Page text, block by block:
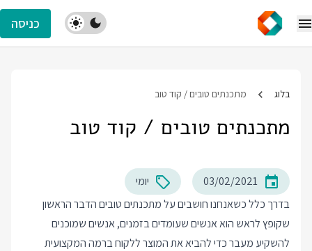
כניסה
בלוג מתכנתים טובים / קוד טוב
מתכנתים טובים / קוד טוב
03/02/2021
יומי
בדרך כלל כשאנחנו חושבים על מתכנתים טובים הדבר הראשון
שקופץ לראש הוא אנשים שעומדים בזמנים, אנשים שמוכנים
להשקיע מעבר כדי להביא את המוצר ללקוח ברמה המקצועית